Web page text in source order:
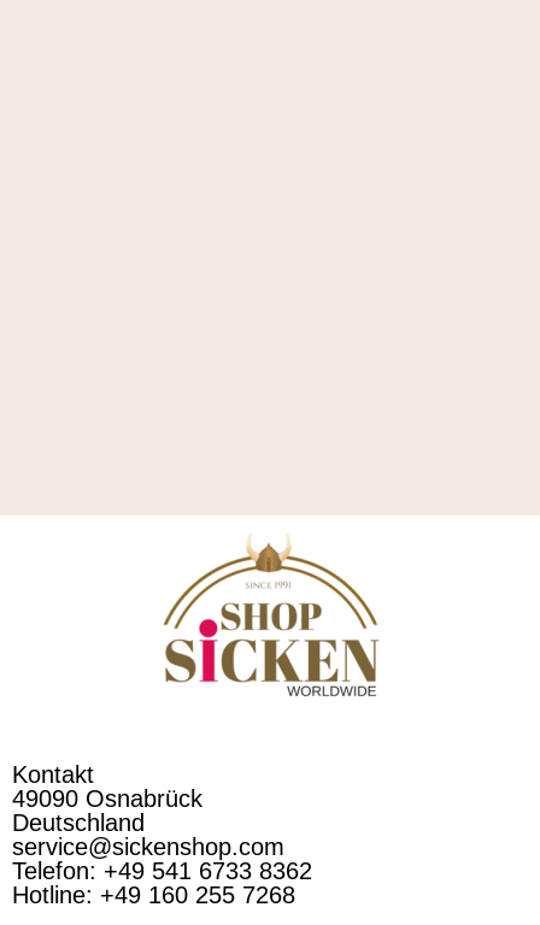
Kontakt
49090 Osnabrück
Deutschland
service@sickenshop.com
Telefon: +49 541 6733 8362
Hotline: +49 160 255 7268